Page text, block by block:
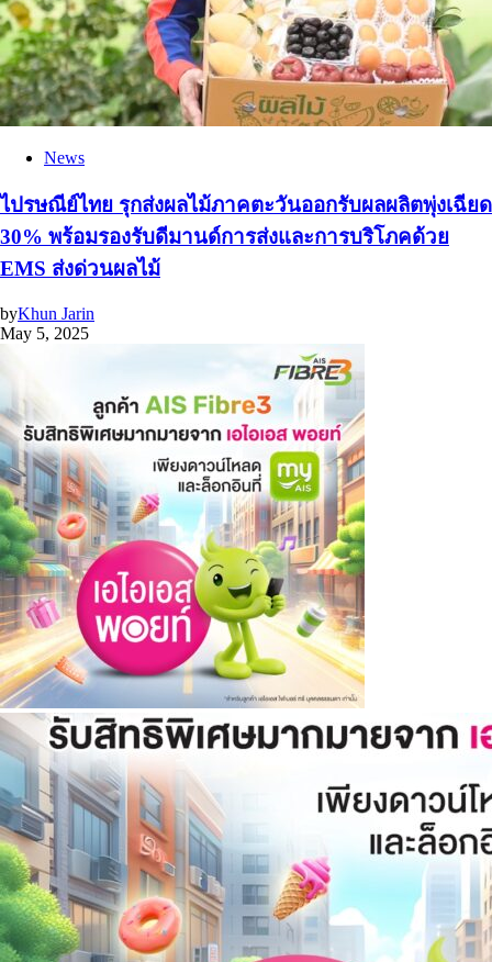
News
ไปรษณีย์ไทย รุกส่งผลไม้ภาคตะวันออกรับผลผลิตพุ่งเฉียด
30% พร้อมรองรับดีมานด์การส่งและการบริโภคด้วย
EMS ส่งด่วนผลไม้
byKhun Jarin
May 5, 2025